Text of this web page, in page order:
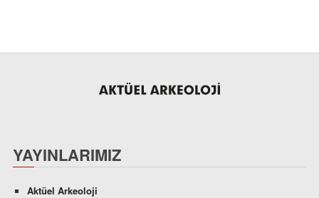
YAYINLARIMIZ
Aktüel Arkeoloji